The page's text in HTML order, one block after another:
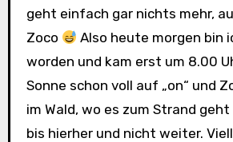
geht einfach gar nichts mehr,
Zoco
Also heute morgen bin
worden und kam erst um 8.00
Sonne schon voll auf „on“ und
im Wald, wo es zum Strand
bis hierher und nicht weiter.